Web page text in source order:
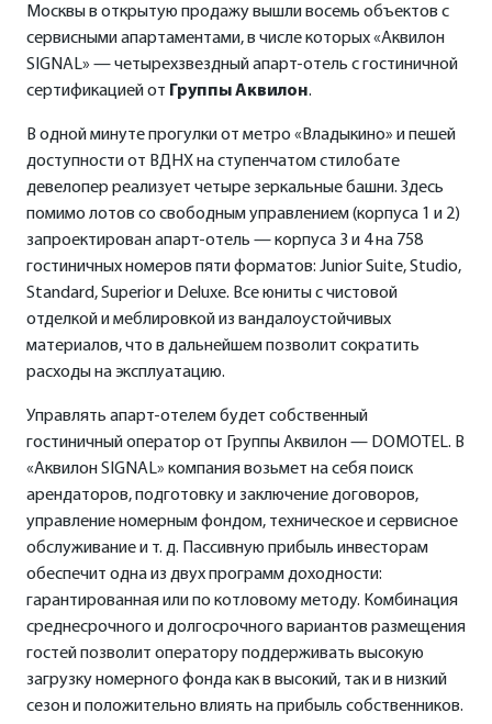
Москвы в открытую продажу вышли восемь объектов с
сервисными апартаментами, в числе которых «Аквилон
SIGNAL» — четырехзвездный апарт-отель с гостиничной
сертификацией от Группы Аквилон.
В одной минуте прогулки от метро «Владыкино» и пешей
доступности от ВДНХ на ступенчатом стилобате
девелопер реализует четыре зеркальные башни. Здесь
помимо лотов со свободным управлением (корпуса 1 и 2)
запроектирован апарт-отель — корпуса 3 и 4 на 758
гостиничных номеров пяти форматов: Junior Suite, Studio,
Standard, Superior и Deluxe. Все юниты с чистовой
отделкой и меблировкой из вандалоустойчивых
материалов, что в дальнейшем позволит сократить
расходы на эксплуатацию.
Управлять апарт-отелем будет собственный
гостиничный оператор от Группы Аквилон — DOMOTEL. В
«Аквилон SIGNAL» компания возьмет на себя поиск
арендаторов, подготовку и заключение договоров,
управление номерным фондом, техническое и сервисное
обслуживание и т. д. Пассивную прибыль инвесторам
обеспечит одна из двух программ доходности:
гарантированная или по котловому методу. Комбинация
среднесрочного и долгосрочного вариантов размещения
гостей позволит оператору поддерживать высокую
загрузку номерного фонда как в высокий, так и в низкий
сезон и положительно влиять на прибыль собственников.